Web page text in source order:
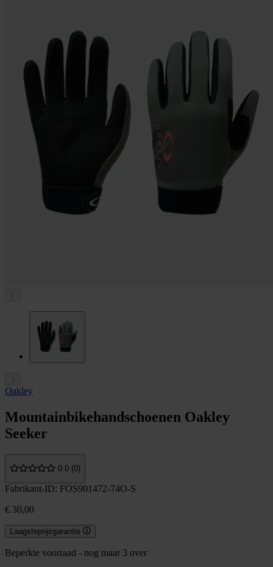
Oakley
Mountainbikehandschoenen Oakley
Seeker
0.0 (0)
Fabrikant-ID: FOS901472-74O-S
€ 30,00
Laagsteprijsgarantie
Beperkte voorraad - nog maar 3 over